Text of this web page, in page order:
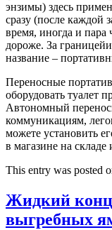
энзимы) здесь
сразу (после каждой
время, иногда и пара
дороже. За
название –
Переносные
оборудовать туалет
Автономный
коммуникациям,
можете установить
в магазине на складе
This entry was posted
Жидкий
выгребных